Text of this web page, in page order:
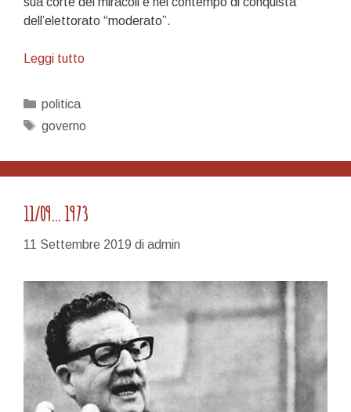
dell’elettorato “moderato”.
Leggi tuttoSULLA
Categorie
politica
Tag
governo
11/09… 1973
11 Settembre 2019 di admin